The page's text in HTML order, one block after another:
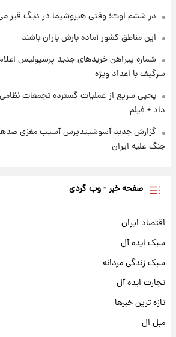
سیگنال‌های جدید برای
قیمت سکه و طلا فردا
در ششم اوت؛ وقتی هیروشیما در دیگ قیر
این مناطق کشور آماده بارش باران باشند
شماره پیراهن خریدهای جدید پرسپولیس
سرگیف با اعداد ویژه
یحیی سریع از عملیات گسترده تجمعات نظامی
داد + فیلم
گزارش جدید آسوشیتدپرس آسیب مغزی صدها
جنگ علیه ایران
صفحه خبر - وب گردی
اقتصاد ایران
سبک ایده آل
سبک زندگی مردانه
تجارت ایده آل
تازه ترین خبرها
مبل ال